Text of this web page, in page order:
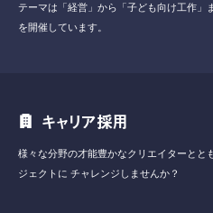
テーマは「経営」から「子ども向け工作」
を開催しています。
キャリア採用
様々な分野の才能豊かなクリエイターとと
ジェクトに チャレンジしませんか？